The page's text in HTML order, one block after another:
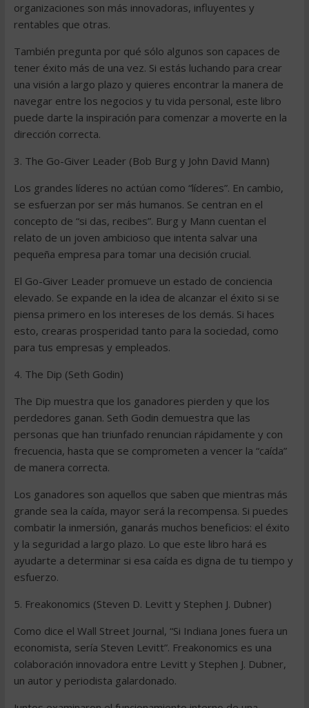
organizaciones son más innovadoras, influyentes y
rentables que otras.
También pregunta por qué sólo algunos son capaces de
tener éxito más de una vez. Si estás luchando para crear
una visión a largo plazo y quieres encontrar la manera de
navegar entre los negocios y tu vida personal, este libro
puede darte la inspiración para comenzar a moverte en la
dirección correcta.
3. The Go-Giver Leader (Bob Burg y John David Mann)
Los grandes líderes no actúan como “líderes”. En cambio,
se esfuerzan por ser más humanos. Se centran en el
concepto de “si das, recibes”. Burg y Mann cuentan el
relato de un joven ambicioso que intenta salvar una
pequeña empresa para tomar una decisión crucial.
El Go-Giver Leader promueve un estado de conciencia
elevado. Se expande en la idea de alcanzar el éxito si se
piensa primero en los intereses de los demás. Si haces
esto, crearas prosperidad tanto para la sociedad, como
para tus empresas y empleados.
4. The Dip (Seth Godin)
The Dip muestra que los ganadores pierden y que los
perdedores ganan. Seth Godin demuestra que las
personas que han triunfado renuncian rápidamente y con
frecuencia, hasta que se comprometen a vencer la “caída”
de manera correcta.
Los ganadores son aquellos que saben que mientras más
grande sea la caída, mayor será la recompensa. Si puedes
combatir la inmersión, ganarás muchos beneficios: el éxito
y la seguridad a largo plazo. Lo que este libro hará es
ayudarte a determinar si esa caída es digna de tu tiempo y
esfuerzo.
5. Freakonomics (Steven D. Levitt y Stephen J. Dubner)
Como dice el Wall Street Journal, “Si Indiana Jones fuera un
economista, sería Steven Levitt”. Freakonomics es una
colaboración innovadora entre Levitt y Stephen J. Dubner,
un autor y periodista galardonado.